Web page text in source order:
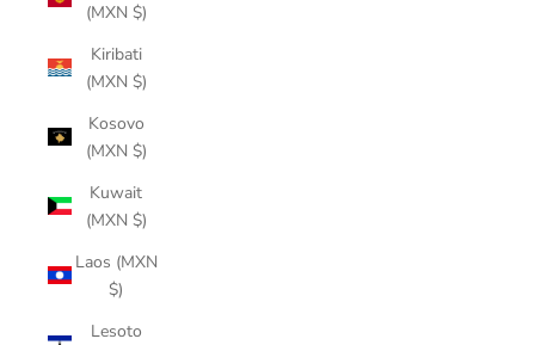
(MXN $)
Kiribati
(MXN $)
Kosovo
(MXN $)
Kuwait
(MXN $)
Laos (MXN
$)
Lesoto